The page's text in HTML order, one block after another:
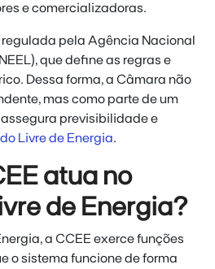
e comercializadoras.
pela Agência Nacional
que define as regras e
Dessa forma, a Câmara não
mas como parte de um
previsibilidade e
Livre de Energia.
atua no
de Energia?
a CCEE exerce funções
o sistema funcione de forma